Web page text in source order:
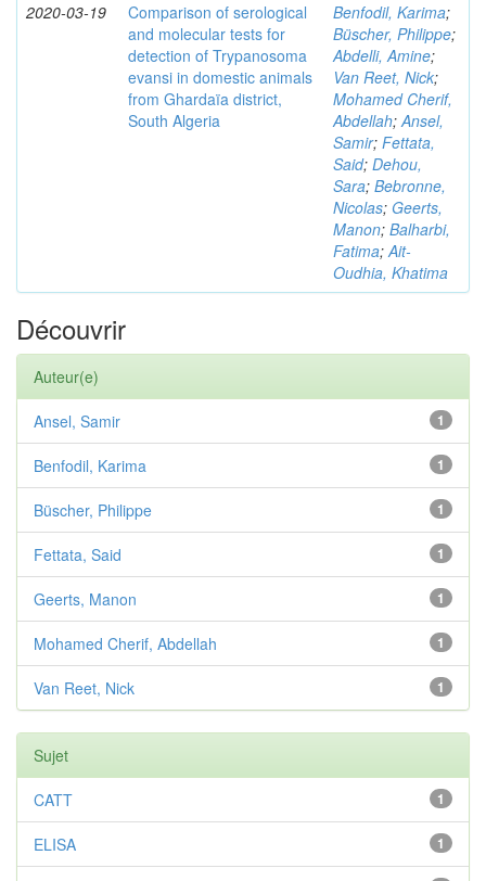
2020-03-19
Comparison of serological
and molecular tests for
detection of Trypanosoma
evansi in domestic animals
from Ghardaïa district,
South Algeria
Benfodil, Karima;
Büscher, Philippe;
Abdelli, Amine;
Van Reet, Nick;
Mohamed Cherif,
Abdellah;Ansel,
Samir; Fettata,
Said; Dehou,
Sara; Bebronne,
Nicolas; Geerts,
Manon; Balharbi,
Fatima;Ait-
Oudhia, Khatima
Découvrir
Auteur(e)
1
Ansel, Samir
1
Benfodil, Karima
1
Büscher, Philippe
1
Fettata, Said
1
Geerts, Manon
1
Mohamed Cherif, Abdellah
1
Van Reet, Nick
Sujet
1
CATT
1
ELISA